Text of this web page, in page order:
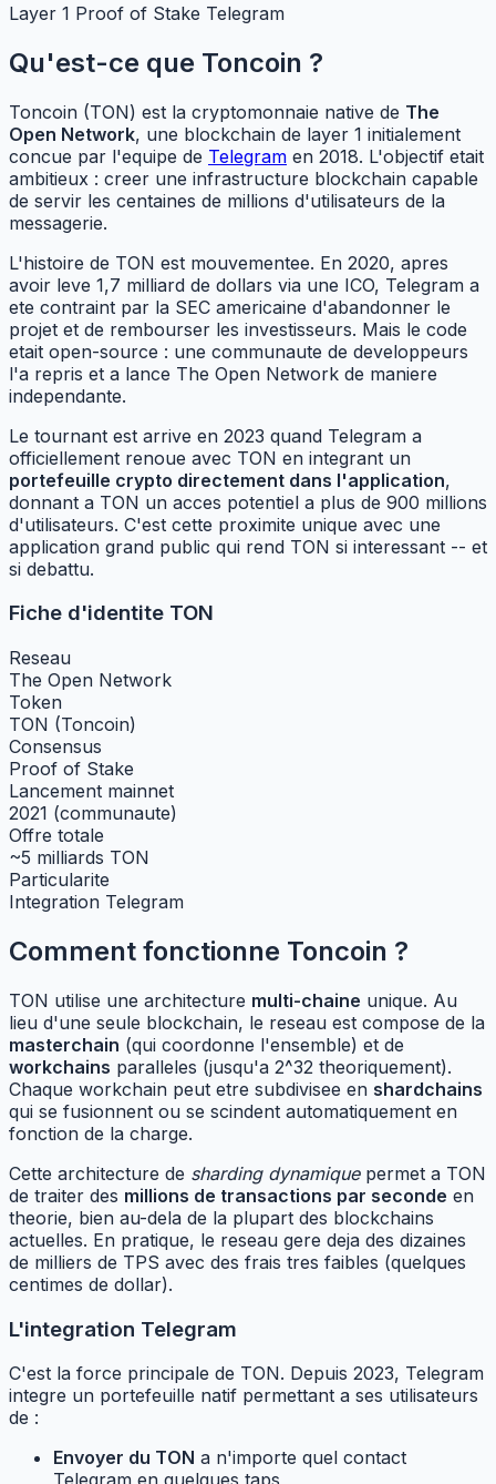
Layer 1 Proof of Stake Telegram
Qu'est-ce que Toncoin ?
Toncoin (TON) est la cryptomonnaie native de The
Open Network, une blockchain de layer 1 initialement
concue par l'equipe de Telegram en 2018. L'objectif etait
ambitieux : creer une infrastructure blockchain capable
de servir les centaines de millions d'utilisateurs de la
messagerie.
L'histoire de TON est mouvementee. En 2020, apres
avoir leve 1,7 milliard de dollars via une ICO, Telegram a
ete contraint par la SEC americaine d'abandonner le
projet et de rembourser les investisseurs. Mais le code
etait open-source : une communaute de developpeurs
l'a repris et a lance The Open Network de maniere
independante.
Le tournant est arrive en 2023 quand Telegram a
officiellement renoue avec TON en integrant un
portefeuille crypto directement dans l'application,
donnant a TON un acces potentiel a plus de 900 millions
d'utilisateurs. C'est cette proximite unique avec une
application grand public qui rend TON si interessant -- et
si debattu.
Fiche d'identite TON
Reseau
The Open Network
Token
TON (Toncoin)
Consensus
Proof of Stake
Lancement mainnet
2021 (communaute)
Offre totale
~5 milliards TON
Particularite
Integration Telegram
Comment fonctionne Toncoin ?
TON utilise une architecture multi-chaine unique. Au
lieu d'une seule blockchain, le reseau est compose de la
masterchain (qui coordonne l'ensemble) et de
workchains paralleles (jusqu'a 2^32 theoriquement).
Chaque workchain peut etre subdivisee en shardchains
qui se fusionnent ou se scindent automatiquement en
fonction de la charge.
Cette architecture de sharding dynamiquepermet a TON
de traiter des millions de transactions par seconde en
theorie, bien au-dela de la plupart des blockchains
actuelles. En pratique, le reseau gere deja des dizaines
de milliers de TPS avec des frais tres faibles (quelques
centimes de dollar).
L'integration Telegram
C'est la force principale de TON. Depuis 2023, Telegram
integre un portefeuille natif permettant a ses utilisateurs
de :
Envoyer du TON a n'importe quel contact